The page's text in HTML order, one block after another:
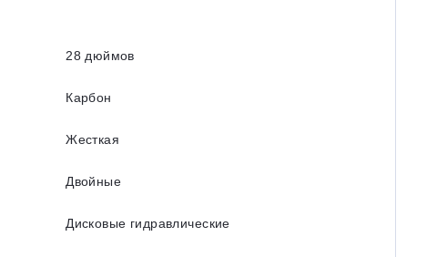
28 дюймов
Карбон
Жесткая
Двойные
Дисковые гидравлические